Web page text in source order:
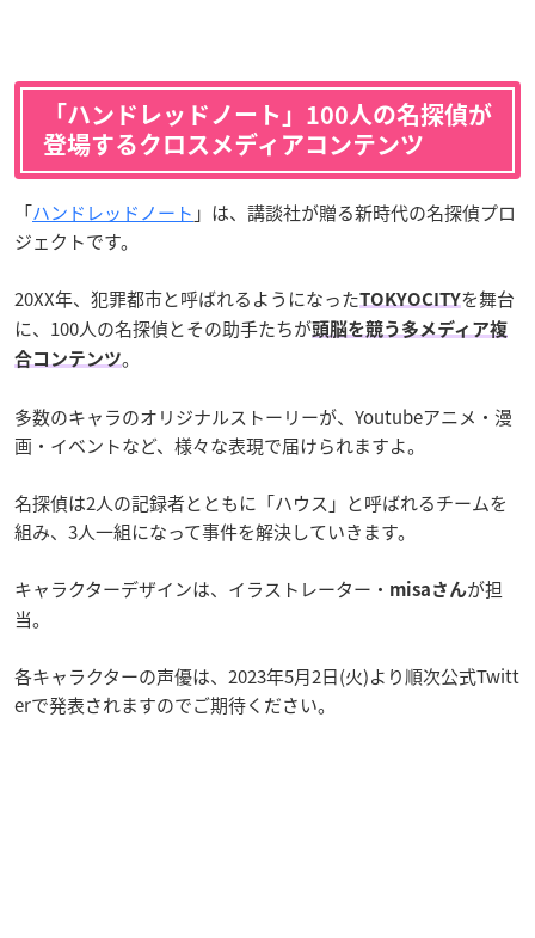
「ハンドレッドノート 」100人の名探偵が
登場するクロスメディアコンテンツ
「ハンドレッドノート 」は、講談社が贈る新時代の名探偵プロ
ジェクトです。
20XX年、犯罪都市と呼ばれるようになったTOKYOCITYを舞台
に、100人の名探偵とその助手たちが頭脳を競う多メディア複
合コンテンツ。
多数のキャラのオリジナルストーリーが、Youtubeアニメ・漫
画・イベントなど、様々な表現で届けられますよ。
名探偵は2人の記録者とともに「ハウス」と呼ばれるチームを
組み、3人一組になって事件を解決していきます。
キャラクターデザインは、イラストレーター・ misaさんが担
当。
各キャラクターの声優は、2023年5月2日(火)より順次公式Twitt
erで発表されますのでご期待ください。